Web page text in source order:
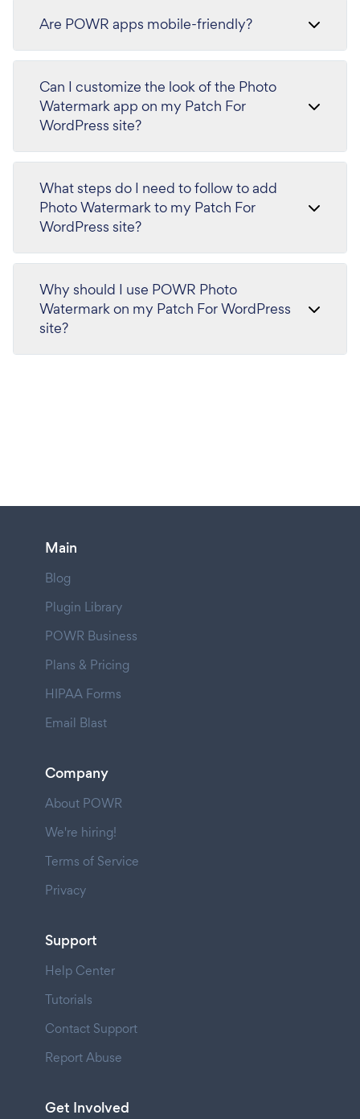
Are POWR apps mobile-friendly?
Can I customize the look of the Photo
Watermark app on my Patch For
WordPress site?
What steps do I need to follow to add
Photo Watermark to my Patch For
WordPress site?
Why should I use POWR Photo
Watermark on my Patch For WordPress
site?
Main
Blog
Plugin Library
POWR Business
Plans & Pricing
HIPAA Forms
Email Blast
Company
About POWR
We're hiring!
Terms of Service
Privacy
Support
Help Center
Tutorials
Contact Support
Report Abuse
Get Involved